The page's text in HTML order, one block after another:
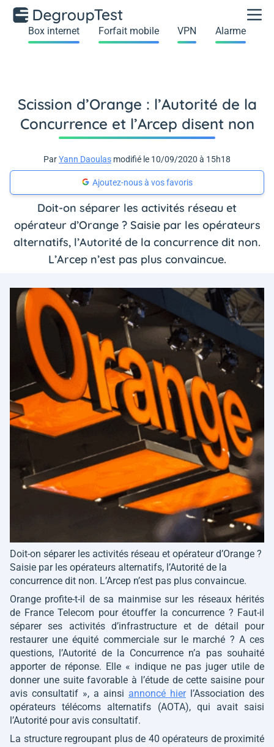
Box internet Forfait mobile VPN Alarme
Scission d’Orange : l’Autorité de la
Concurrence et l’Arcep disent non
ParYann Daoulas modifié le 10/09/2020 à 15h18
Ajoutez-nous à vos favoris
Doit-on séparer les activités réseau et
opérateur d’Orange ? Saisie par les opérateurs
alternatifs, l’Autorité de la concurrence dit non.
L’Arcep n’est pas plus convaincue.
Doit-on séparer les activités réseau et opérateur d’Orange ?
Saisie par les opérateurs alternatifs, l’Autorité de la
concurrence dit non. L’Arcep n’est pas plus convaincue.
Orange profite-t-il de sa mainmise sur les réseaux hérités
de France Telecom pour étouffer la concurrence ? Faut-il
séparer ses activités d’infrastructure et de détail pour
restaurer une équité commerciale sur le marché ? A ces
questions, l’Autorité de la Concurrence n’a pas souhaité
apporter de réponse. Elle « indique ne pas juger utile de
donner une suite favorable à l’étude de cette saisine pour
avis consultatif », a ainsi annoncé hierl’Association des
opérateurs télécoms alternatifs (AOTA), qui avait saisi
l’Autorité pour avis consultatif.
La structure regroupant plus de 40 opérateurs de proximité